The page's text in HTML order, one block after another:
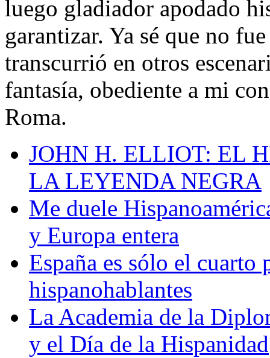
luego gladiador apodado
garantizar. Ya sé que no
transcurrió en otros
fantasía, obediente a mi
Roma.
JOHN H. ELLIOT: EL
LA LEYENDA NEGRA
Me duele
y Europa entera
España es sólo el cuarto
hispanohablantes
La Academia de la
y el Día de la Hispanidad